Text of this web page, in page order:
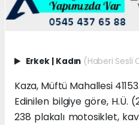
Erkek Kadın (Haberi Sesli
Kaza, Müftü Mahallesi
Edinilen bilgiye göre, H.Ü.
238 plakalı motosiklet,